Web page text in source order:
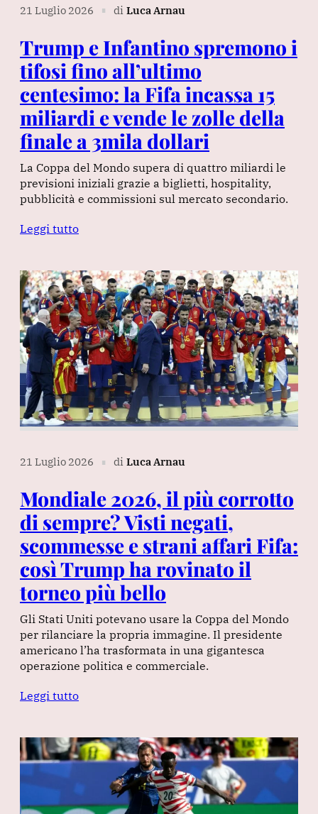
21 Luglio 2026 ∎ di Luca Arnau
Trump e Infantino spremono i
tifosi fino all’ultimo
centesimo: la Fifa incassa 15
miliardi e vende le zolle della
finale a 3mila dollari
La Coppa del Mondo supera di quattro miliardi le
previsioni iniziali grazie a biglietti, hospitality,
pubblicità e commissioni sul mercato secondario.
Leggi tutto
21 Luglio 2026 ∎ di Luca Arnau
Mondiale 2026, il più corrotto
di sempre? Visti negati,
scommesse e strani affari Fifa:
così Trump ha rovinato il
torneo più bello
Gli Stati Uniti potevano usare la Coppa del Mondo
per rilanciare la propria immagine. Il presidente
americano l’ha trasformata in una gigantesca
operazione politica e commerciale.
Leggi tutto